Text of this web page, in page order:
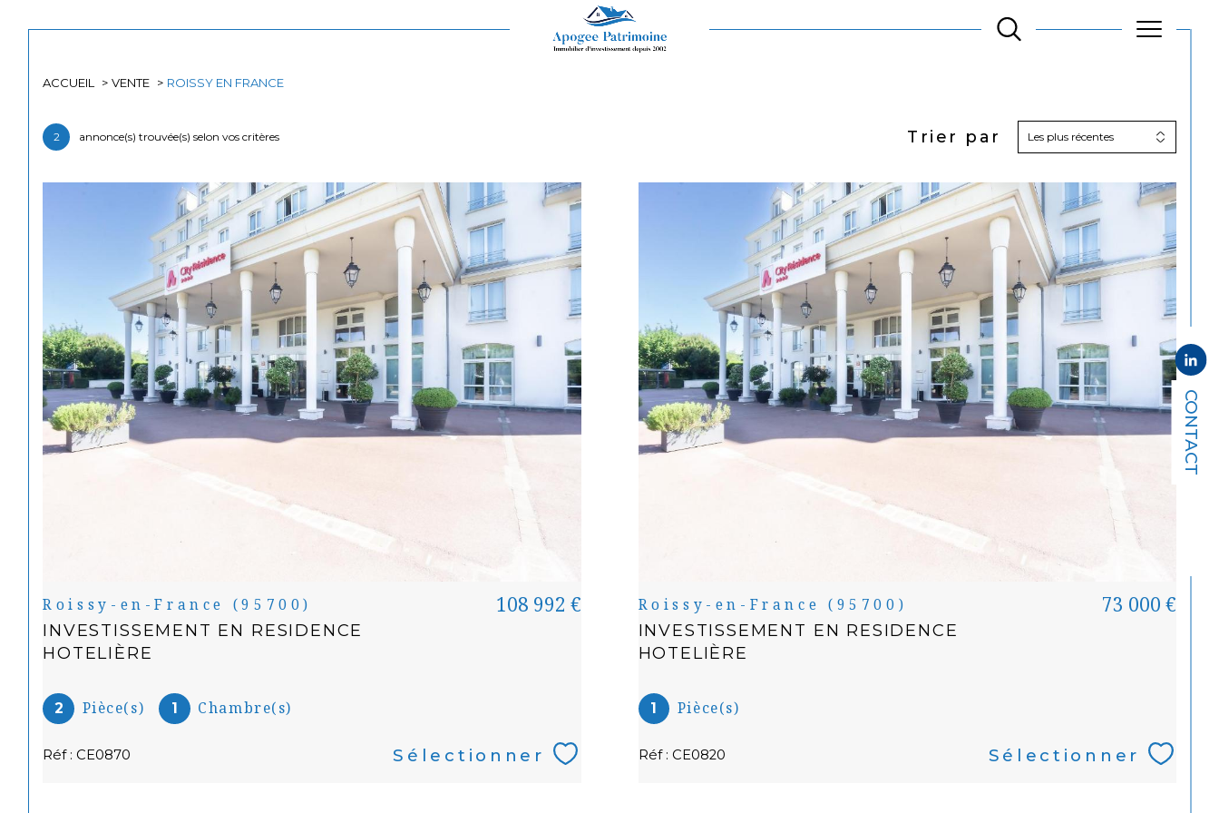
CONTACT
annonces
95700 - Roissy-en-France
Réinitialiser les
filtres
ACCUEIL VENTE ROISSY EN FRANCE
2 annonce(s) trouvée(s) selon vos critères Trier par Les plus récentes
Roissy-en-France (95700)
INVESTISSEMENT EN RESIDENCE
HOTELIÈRE
108 992 €
2 Pièce(s) 1 Chambre(s)
Réf : CE0870 Sélectionner
Roissy-en-France (95700)
INVESTISSEMENT EN RESIDENCE
HOTELIÈRE
73 000 €
1 Pièce(s)
Réf : CE0820 Sélectionner